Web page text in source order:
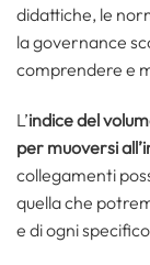
didattiche, le
la governance
comprendere e
L’indice del
per muoversi
collegamenti
quella che
e di ogni